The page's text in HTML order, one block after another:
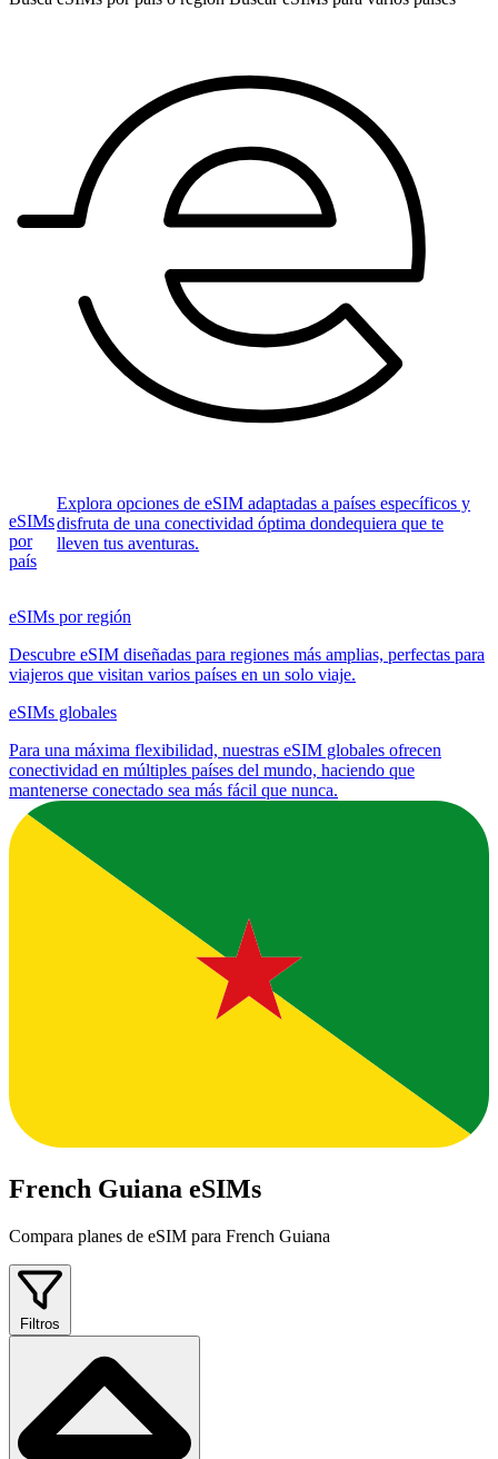
eSIMs
por
país
Explora opciones de eSIM adaptadas a países específicos y
disfruta de una conectividad óptima dondequiera que te
lleven tus aventuras.
eSIMs por región
Descubre eSIM diseñadas para regiones más amplias, perfectas para
viajeros que visitan varios países en un solo viaje.
eSIMs globales
Para una máxima flexibilidad, nuestras eSIM globales ofrecen
conectividad en múltiples países del mundo, haciendo que
mantenerse conectado sea más fácil que nunca.
French Guiana eSIMs
Compara planes de eSIM para French Guiana
Filtros